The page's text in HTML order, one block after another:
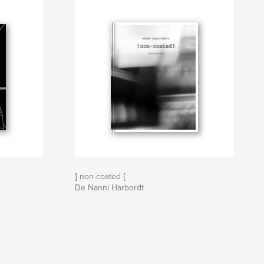
] non-coated [
De Nanni Harbordt